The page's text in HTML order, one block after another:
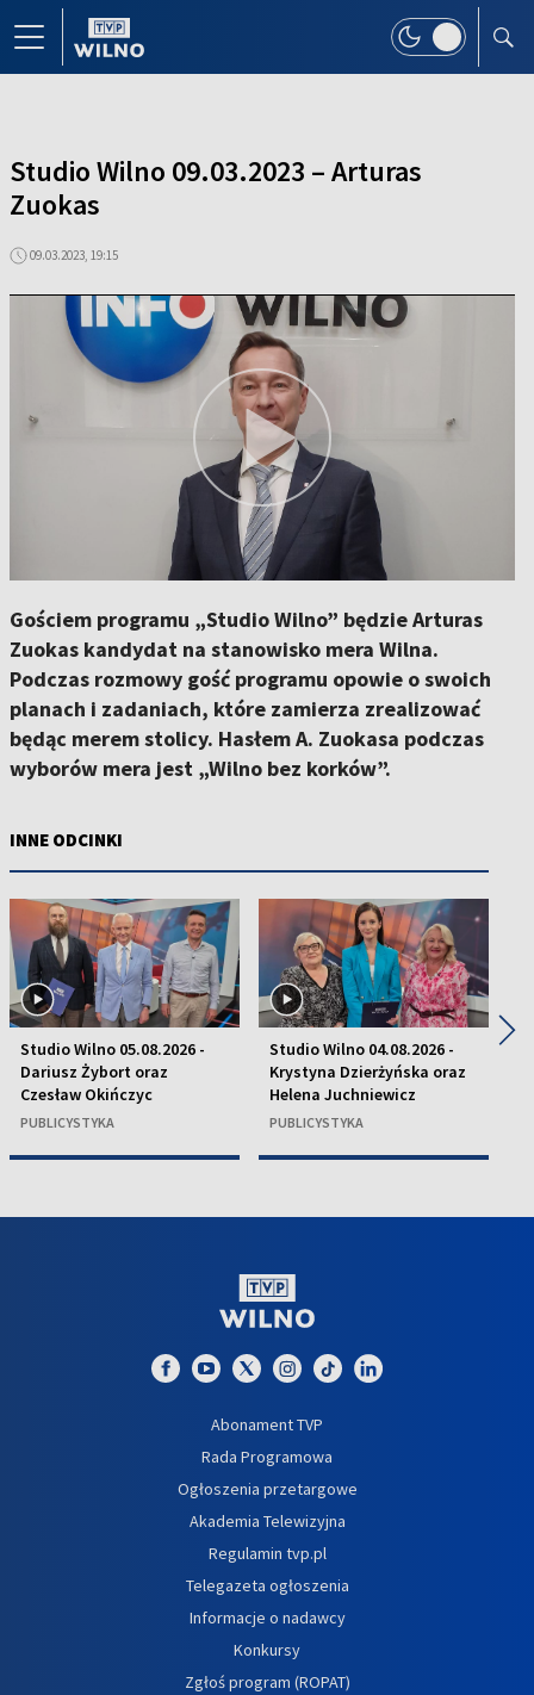
Studio Wilno 09.03.2023 – Arturas
Zuokas
09.03.2023, 19:15
Gościem programu „Studio Wilno” będzie Arturas
Zuokas kandydat na stanowisko mera Wilna.
Podczas rozmowy gość programu opowie o swoich
planach i zadaniach, które zamierza zrealizować
będąc merem stolicy. Hasłem A. Zuokasa podczas
wyborów mera jest „Wilno bez korków”.
INNE ODCINKI
Studio Wilno 05.08.2026 -
Dariusz Żybort oraz
Czesław Okińczyc
PUBLICYSTYKA
Studio Wilno 04.08.2026 -
Krystyna Dzierżyńska oraz
Helena Juchniewicz
PUBLICYSTYKA
▶
Abonament TVP
Rada Programowa
Ogłoszenia przetargowe
Akademia Telewizyjna
Regulamin tvp.pl
Telegazeta ogłoszenia
Informacje o nadawcy
Konkursy
Zgłoś program (ROPAT)